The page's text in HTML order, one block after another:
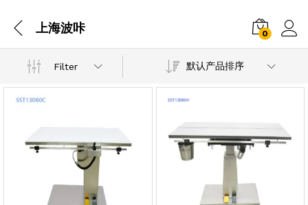
上海波咔 0
Filter 默认产品排序